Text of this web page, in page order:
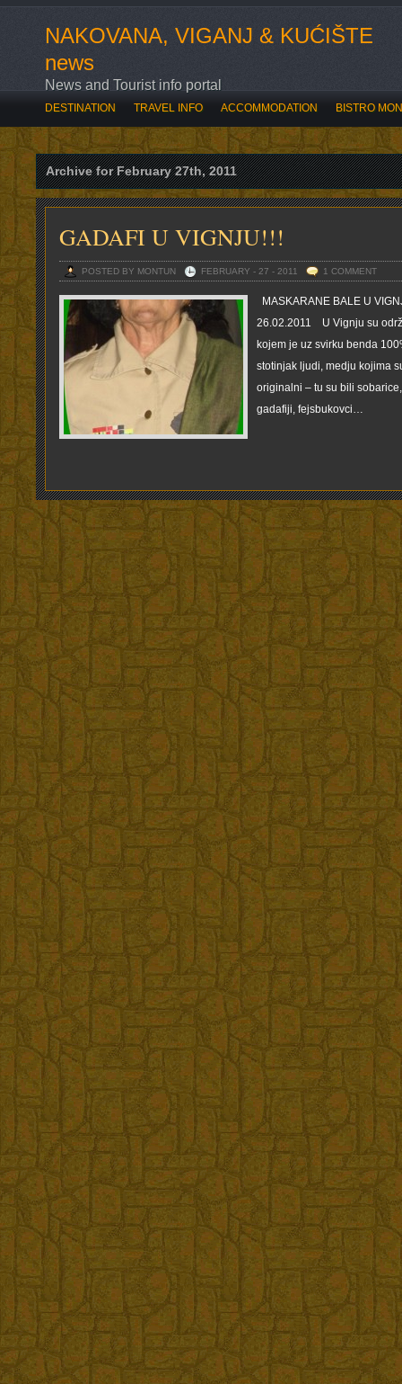
NAKOVANA, VIGANJ & KUĆIŠTE
news
News and Tourist info portal
DESTINATION TRAVEL INFO ACCOMMODATION BISTRO
SVE O OVOGODIŠNJOJ ROZARIADI BOĆARI OTVORILI ROZARIADU
Archive for February 27th, 2011
GADAFI U VIGNJU!!!
POSTED BY MONTUN FEBRUARY - 27 - 2011 1 COMMENT
MASKARANE BALE U
26.02.2011 U Vignju su
kojem je uz svirku benda
stotinjak ljudi, medju kojima
originalni – tu su bili
gadafiji,